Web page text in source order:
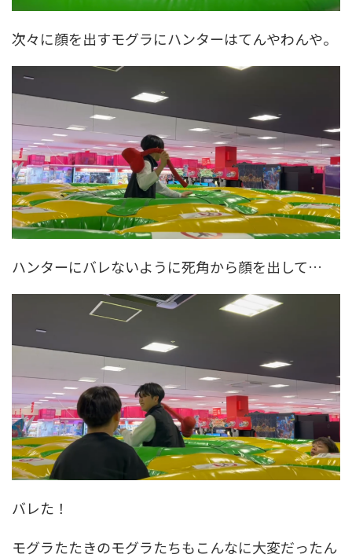
次々に顔を出すモグラにハンターはてんやわんや。
ハンターにバレないように死角から顔を出して…
バレた！
モグラたたきのモグラたちもこんなに大変だったん